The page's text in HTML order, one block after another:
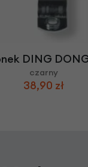
DING
czarny
38,90 zł